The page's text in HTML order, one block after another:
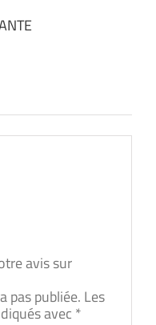
avis sur
pas publiée. Les
avec *